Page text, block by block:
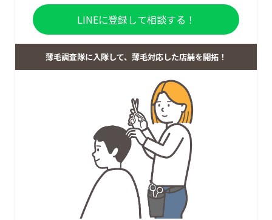
LINEに登録して相談する！
薄毛調査隊に入隊して、薄毛対応した店舗を開拓！